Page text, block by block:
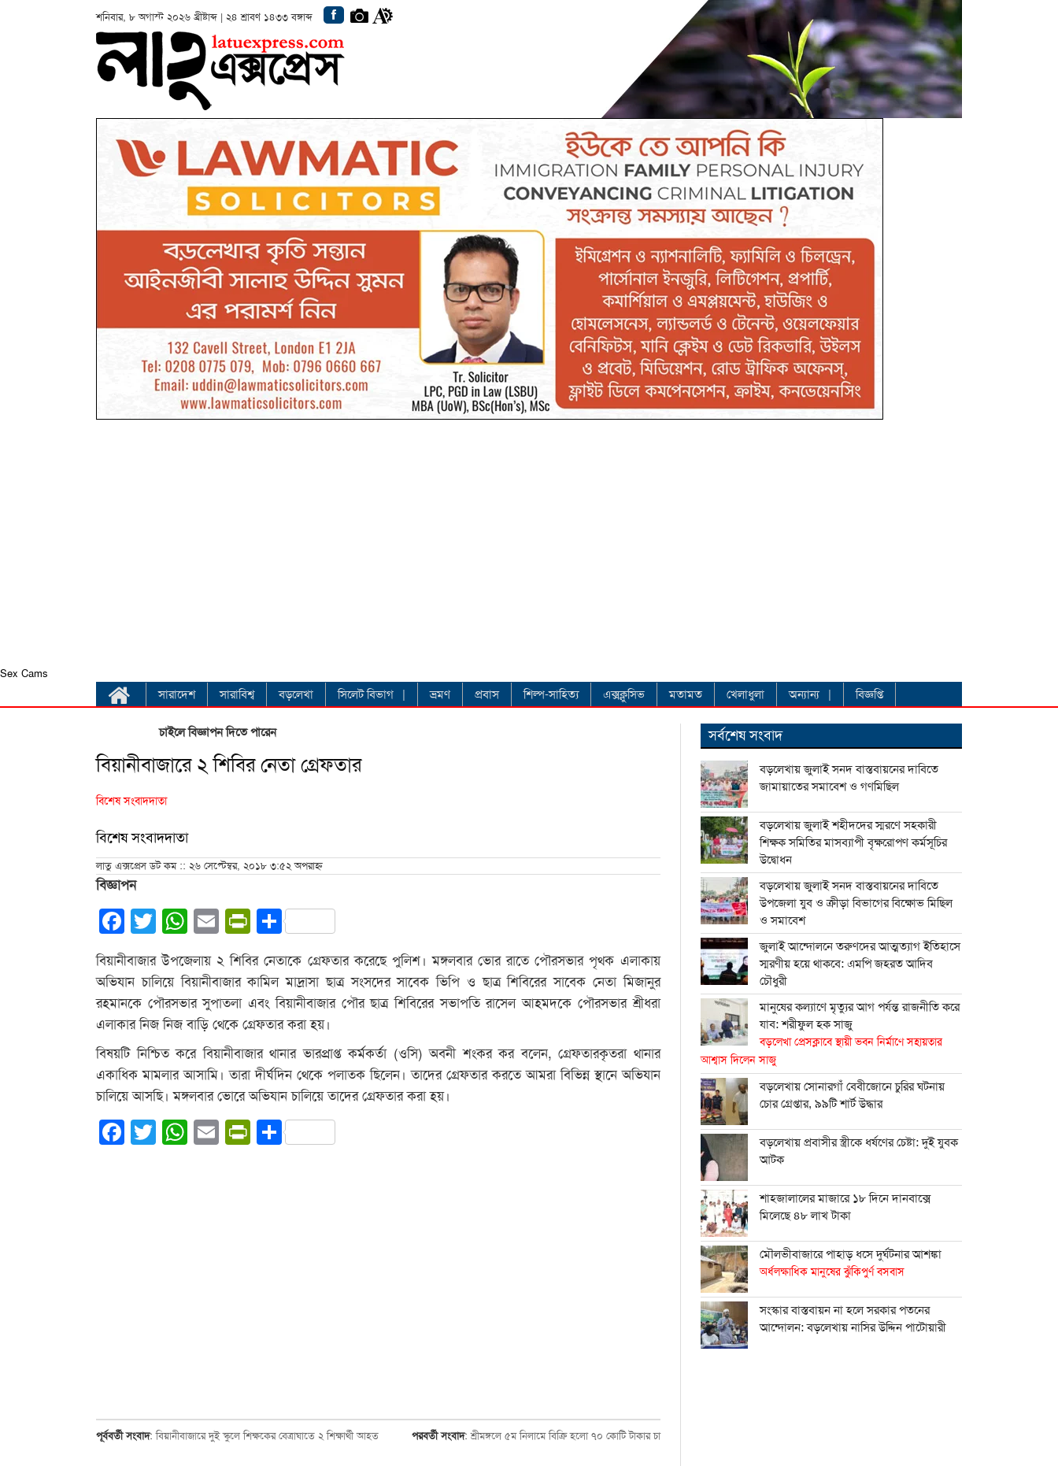
শনিবার, ৮ অগাস্ট ২০২৬ খ্রীষ্টাব্দ | ২৪ শ্রাবণ ১৪৩৩ বঙ্গাব্দ
Sex Cams
সারাদেশ সারাবিশ্ব বড়লেখা সিলেট বিভাগ ভ্রমণ প্রবাস শিল্প-সাহিত্য এক্সক্লুসিভ মতামত খেলাধুলা অন্যান্য বিজ্ঞপ্তি
চাইলে বিজ্ঞাপন দিতে পারেন
বিয়ানীবাজারে ২ শিবির নেতা গ্রেফতার
বিশেষ সংবাদদাতা
বিশেষ সংবাদদাতা
লাতু এক্সপ্রেস ডট কম :: ২৬ সেপ্টেম্বর, ২০১৮ ৩:৫২ অপরাহ্ন
বিজ্ঞাপন
Facebook
Twitter
WhatsApp
EmailPrintFriendly
Share
বিয়ানীবাজার উপজেলায় ২ শিবির নেতাকে গ্রেফতার করেছে পুলিশ। মঙ্গলবার ভোর রাতে পৌরসভার পৃথক এলাকায়
অভিযান চালিয়ে বিয়ানীবাজার কামিল মাদ্রাসা ছাত্র সংসদের সাবেক ভিপি ও ছাত্র শিবিরের সাবেক নেতা মিজানুর
রহমানকে পৌরসভার সুপাতলা এবং বিয়ানীবাজার পৌর ছাত্র শিবিরের সভাপতি রাসেল আহমদকে পৌরসভার শ্রীধরা
এলাকার নিজ নিজ বাড়ি থেকে গ্রেফতার করা হয়।
বিষয়টি নিশ্চিত করে বিয়ানীবাজার থানার ভারপ্রাপ্ত কর্মকর্তা (ওসি) অবনী শংকর কর বলেন, গ্রেফতারকৃতরা থানার
একাধিক মামলার আসামি। তারা দীর্ঘদিন থেকে পলাতক ছিলেন। তাদের গ্রেফতার করতে আমরা বিভিন্ন স্থানে অভিযান
চালিয়ে আসছি। মঙ্গলবার ভোরে অভিযান চালিয়ে তাদের গ্রেফতার করা হয়।
Facebook
Twitter
WhatsApp
EmailPrintFriendly
Share
পূর্ববর্তী সংবাদ:বিয়ানীবাজারে দুই স্কুলে শিক্ষকের বেত্রাঘাতে ২ শিক্ষার্থী আহত পরবর্তী সংবাদ:শ্রীমঙ্গলে ৫ম নিলামে বিক্রি হলো ৭০ কোটি টাকার চা
সর্বশেষ সংবাদ
বড়লেখায় জুলাই সনদ বাস্তবায়নের দাবিতে
জামায়াতের সমাবেশ ও গণমিছিল
বড়লেখায় জুলাই শহীদদের স্মরণে সহকারী
শিক্ষক সমিতির মাসব্যাপী বৃক্ষরোপণ কর্মসূচির
উদ্বোধন
বড়লেখায় জুলাই সনদ বাস্তবায়নের দাবিতে
উপজেলা যুব ও ক্রীড়া বিভাগের বিক্ষোভ মিছিল
ও সমাবেশ
জুলাই আন্দোলনে তরুণদের আত্মত্যাগ ইতিহাসে
স্মরণীয় হয়ে থাকবে: এমপি জহরত আদিব
চৌধুরী
মানুষের কল্যাণে মৃত্যুর আগ পর্যন্ত রাজনীতি করে
যাব: শরীফুল হক সাজু
বড়লেখা প্রেসক্লাবে স্থায়ী ভবন নির্মাণে সহায়তার
আশ্বাস দিলেন সাজু
বড়লেখায় সোনারগাঁ বেবীজোনে চুরির ঘটনায়
চোর গ্রেপ্তার, ৯৯টি শার্ট উদ্ধার
বড়লেখায় প্রবাসীর স্ত্রীকে ধর্ষণের চেষ্টা: দুই যুবক
আটক
শাহ্জালালের মাজারে ১৮ দিনে দানবাক্সে
মিলেছে ৪৮ লাখ টাকা
মৌলভীবাজারে পাহাড় ধসে দুর্ঘটনার আশঙ্কা
অর্ধলক্ষাধিক মানুষের ঝুঁকিপুর্ণ বসবাস
সংস্কার বাস্তবায়ন না হলে সরকার পতনের
আন্দোলন: বড়লেখায় নাসির উদ্দিন পাটোয়ারী